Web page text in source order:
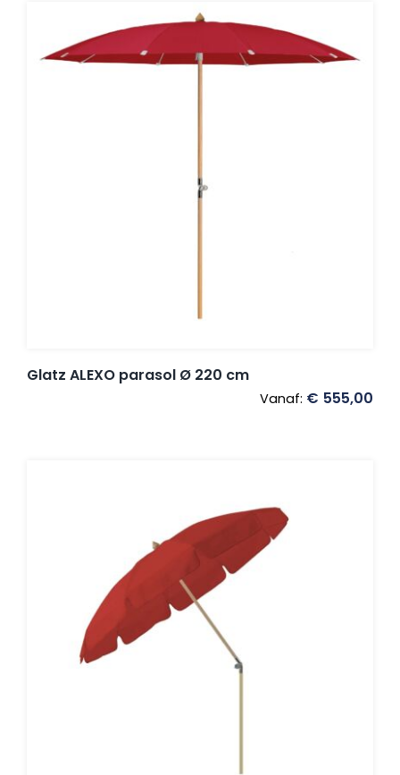
Glatz ALEXO parasol Ø 220 cm
Vanaf: € 555,00